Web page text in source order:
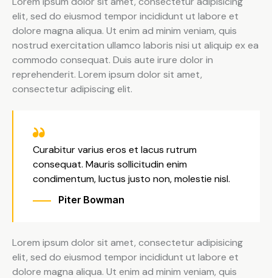
elit, sed do eiusmod tempor incididunt ut labore et
dolore magna aliqua. Ut enim ad minim veniam, quis
nostrud exercitation ullamco laboris nisi ut aliquip ex ea
commodo consequat. Duis aute irure dolor in
reprehenderit. Lorem ipsum dolor sit amet,
consectetur adipiscing elit.
Curabitur varius eros et lacus rutrum
consequat. Mauris sollicitudin enim
condimentum, luctus justo non, molestie nisl.
Piter Bowman
Lorem ipsum dolor sit amet, consectetur adipisicing
elit, sed do eiusmod tempor incididunt ut labore et
dolore magna aliqua. Ut enim ad minim veniam, quis